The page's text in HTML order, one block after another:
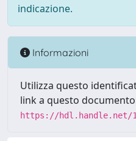
indicazione.
Informazioni
Utilizza questo
link a questo
https://hdl.handle.net/